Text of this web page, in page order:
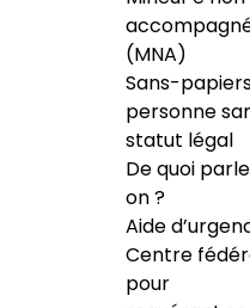
(MNA)
Sans-
personne
statut légal
De quoi
on ?
Aide
Centre
pour